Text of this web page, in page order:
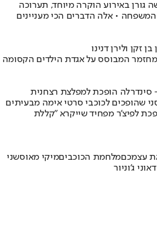
גורן באירוע הוקרה מיוחד, תערוכה
המשפחה • אלה הדברים הכי מעניינים
זקן ולירן דנינו
המבוסס על אגדת הילדים הקסומה
סינדרלה הופכת למפלצת רצחנית
שהופכים לכוכבי סרטי אימה מבעיתים
לפיצ'ר מפחיד שייקרא "קללת
עצמכםמלחמת הכוכביםמיקי מאוסשני
ג'וניור